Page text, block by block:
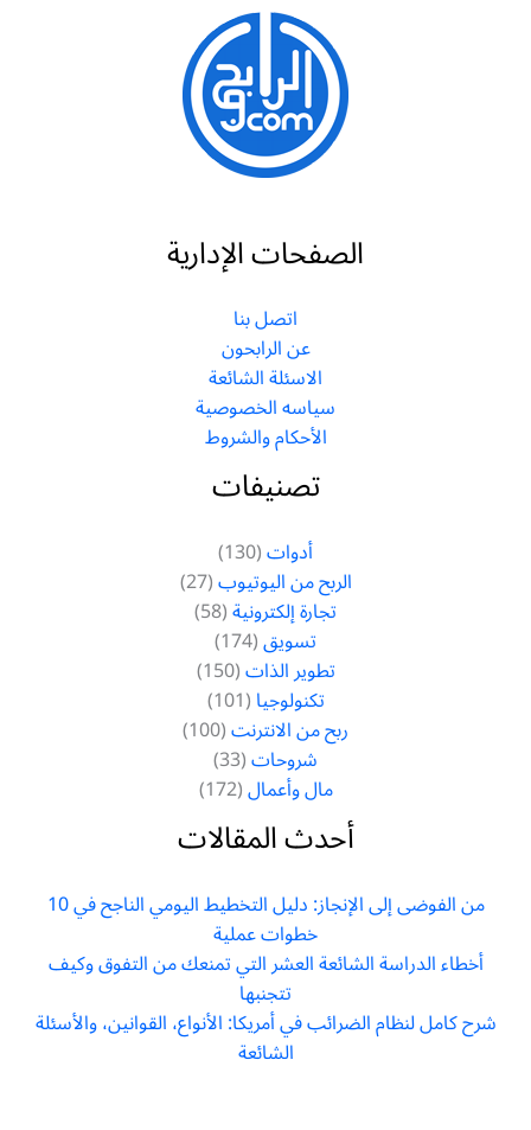
الصفحات الإدارية
اتصل بنا
عن الرابحون
الاسئلة الشائعة
سياسه الخصوصية
الأحكام والشروط
تصنيفات
أدوات(130)
الربح من اليوتيوب(27)
تجارة إلكترونية(58)
تسويق(174)
تطوير الذات(150)
تكنولوجيا(101)
ربح من الانترنت(100)
شروحات(33)
مال وأعمال(172)
أحدث المقالات
من الفوضى إلى الإنجاز: دليل التخطيط اليومي الناجح في 10
خطوات عملية
أخطاء الدراسة الشائعة العشر التي تمنعك من التفوق وكيف
تتجنبها
شرح كامل لنظام الضرائب في أمريكا: الأنواع، القوانين، والأسئلة
الشائعة